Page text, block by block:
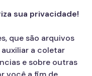
Paulo
de São Paulo
de São Paulo
sua privacidade!
que são arquivos
a coletar
e sobre outras